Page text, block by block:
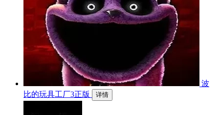
波
比的玩具工厂3正版
详情